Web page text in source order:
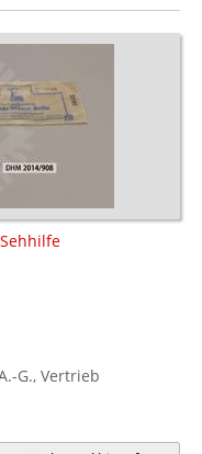
Sehhilfe
G., Vertrieb